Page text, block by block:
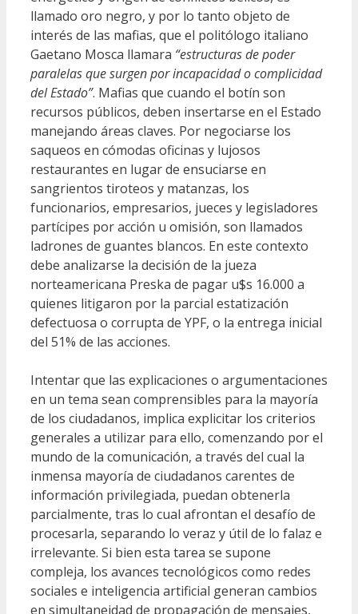
llamado oro negro, y por lo tanto objeto de
interés de las mafias, que el politólogo italiano
Gaetano Mosca llamara “estructuras de poder
paralelas que surgen por incapacidad o complicidad
del Estado”. Mafias que cuando el botín son
recursos públicos, deben insertarse en el Estado
manejando áreas claves. Por negociarse los
saqueos en cómodas oficinas y lujosos
restaurantes en lugar de ensuciarse en
sangrientos tiroteos y matanzas, los
funcionarios, empresarios, jueces y legisladores
partícipes por acción u omisión, son llamados
ladrones de guantes blancos. En este contexto
debe analizarse la decisión de la jueza
norteamericana Preska de pagar u$s 16.000 a
quienes litigaron por la parcial estatización
defectuosa o corrupta de YPF, o la entrega inicial
del 51% de las acciones.
Intentar que las explicaciones o argumentaciones
en un tema sean comprensibles para la mayoría
de los ciudadanos, implica explicitar los criterios
generales a utilizar para ello, comenzando por el
mundo de la comunicación, a través del cual la
inmensa mayoría de ciudadanos carentes de
información privilegiada, puedan obtenerla
parcialmente, tras lo cual afrontan el desafío de
procesarla, separando lo veraz y útil de lo falaz e
irrelevante. Si bien esta tarea se supone
compleja, los avances tecnológicos como redes
sociales e inteligencia artificial generan cambios
en simultaneidad de propagación de mensajes,